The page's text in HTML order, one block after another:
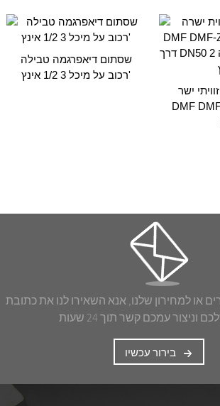
שסתום דיאפרגמה טבילה
רכוב על מיכל 3 1/2 אינץ'
ישר
DMF
או למחירון שלנו, אנא השאירו לנו את כתובת
בירור עכשיו